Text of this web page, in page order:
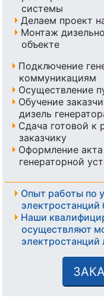
системы
Делаем проект
Монтаж
объекте
Подключение
коммуникациям
Осуществление
Обучение
дизель
Сдача готовой к
заказчику
Оформление
генераторной
Опыт работы по
электростанций
Наши
осуществляют